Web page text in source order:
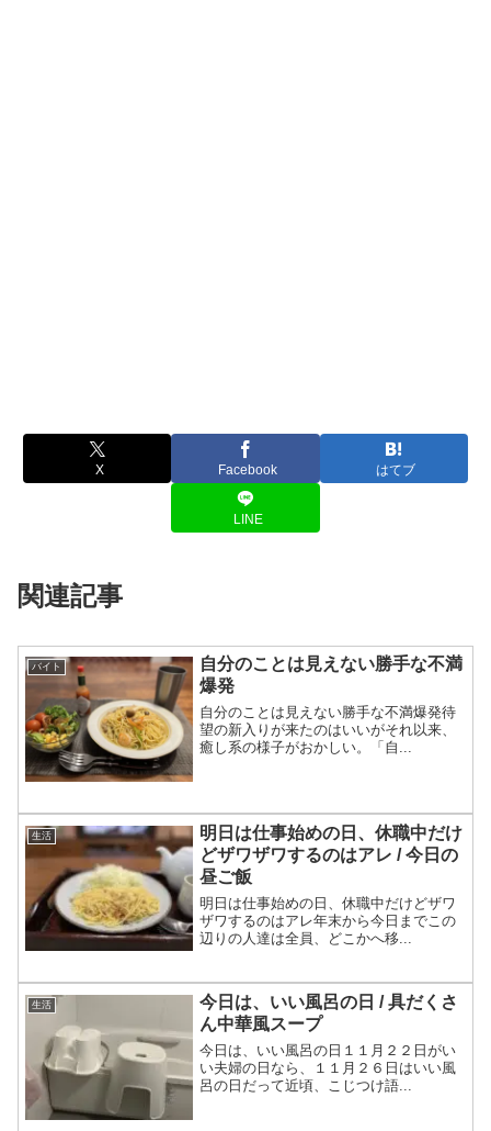
X Facebook はてブ
LINE
関連記事
バイト
自分のことは見えない勝手な不満
爆発
自分のことは見えない勝手な不満爆発待
望の新入りが来たのはいいがそれ以来、
癒し系の様子がおかしい。「自...
生活
明日は仕事始めの日、休職中だけ
どザワザワするのはアレ / 今日の
昼ご飯
明日は仕事始めの日、休職中だけどザワ
ザワするのはアレ年末から今日までこの
辺りの人達は全員、どこかへ移...
生活
今日は、いい風呂の日 / 具だくさ
ん中華風スープ
今日は、いい風呂の日１１月２２日がい
い夫婦の日なら、１１月２６日はいい風
呂の日だって近頃、こじつけ語...